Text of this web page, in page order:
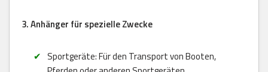
3. Anhänger für spezielle Zwecke
Sportgeräte: Für den Transport von Booten,